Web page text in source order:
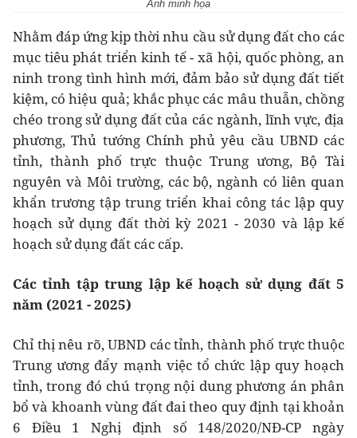
Ảnh minh họa
Nhằm đáp ứng kịp thời nhu cầu sử dụng đất cho các
mục tiêu phát triển kinh tế - xã hội, quốc phòng, an
ninh trong tình hình mới, đảm bảo sử dụng đất tiết
kiệm, có hiệu quả; khắc phục các mâu thuẫn, chồng
chéo trong sử dụng đất của các ngành, lĩnh vực, địa
phương, Thủ tướng Chính phủ yêu cầu UBND các
tỉnh, thành phố trực thuộc Trung ương, Bộ Tài
nguyên và Môi trường, các bộ, ngành có liên quan
khẩn trương tập trung triển khai công tác lập quy
hoạch sử dụng đất thời kỳ 2021 - 2030 và lập kế
hoạch sử dụng đất các cấp.
Các tỉnh tập trung lập kế hoạch sử dụng đất 5
năm (2021 - 2025)
Chỉ thị nêu rõ, UBND các tỉnh, thành phố trực thuộc
Trung ương đẩy mạnh việc tổ chức lập quy hoạch
tỉnh, trong đó chú trọng nội dung phương án phân
bổ và khoanh vùng đất đai theo quy định tại khoản
6 Điều 1 Nghị định số 148/2020/NĐ-CP ngày